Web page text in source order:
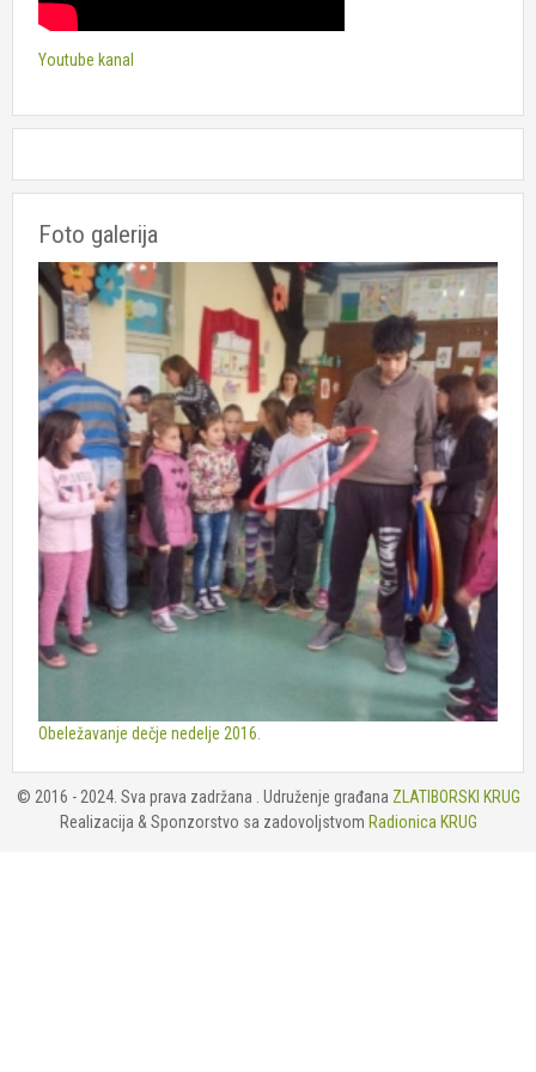
Youtube kanal
Foto galerija
Obeležavanje dečje nedelje 2016.
© 2016 - 2024. Sva prava zadržana . Udruženje građana ZLATIBORSKI KRUG
Realizacija & Sponzorstvo sa zadovoljstvom Radionica KRUG